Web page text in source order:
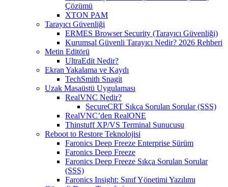
Çözümü
XTON PAM
Tarayıcı Güvenliği
ERMES Browser Security (Tarayıcı Güvenliği)
Kurumsal Güvenli Tarayıcı Nedir? 2026 Rehberi
Metin Editörü
UltraEdit Nedir?
Ekran Yakalama ve Kaydı
TechSmith Snagit
Uzak Masaüstü Uygulaması
RealVNC Nedir?
SecureCRT Sıkça Sorulan Sorular (SSS)
RealVNC’den RealONE
Thinstuff XP/VS Terminal Sunucusu
Reboot to Restore Teknolojisi
Faronics Deep Freeze Enterprise Sürüm
Faronics Deep Freeze
Faronics Deep Freeze Sıkça Sorulan Sorular
(SSS)
Faronics Insight: Sınıf Yönetimi Yazılımı